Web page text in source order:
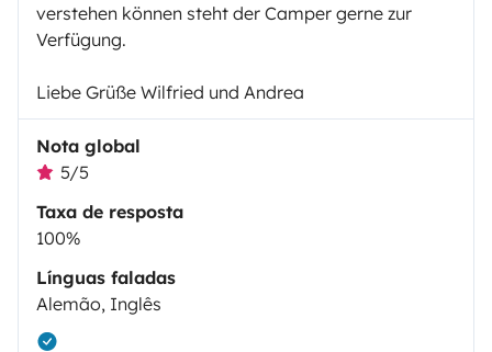
verstehen können steht der Camper gerne zur
Verfügung.
Liebe Grüße Wilfried und Andrea
Nota global
5/5
Taxa de resposta
100%
Línguas faladas
Alemão, Inglês